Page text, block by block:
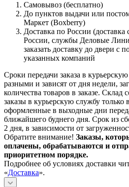
Самовывоз (бесплатно)
До пунктов выдачи или
Маркет (Boxberry)
Доставка по России
России, службы Деловые
заказать доставку до двери
указанных компаний
Сроки передачи заказа в
разными и зависят от дня недели,
количества товаров в заказе. Склад
заказы в курьерскую службу только
оформленные в выходные дни
ближайшего буднего дня. Срок из
2 дня, в зависимости от
Обратите внимание! Заказы,
оплачены, обрабатываются и
приоритетном порядке.
Подробнее об условиях доставки
«Доставка».